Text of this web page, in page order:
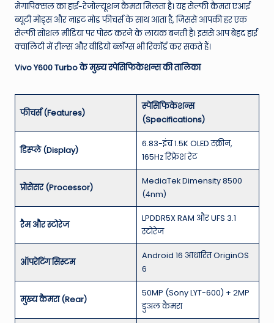
मेगापिक्सल का हाई-रेजोल्यूशन कैमरा मिलता है।यह सेल्फी कैमरा एआई
ब्यूटी मोड्स और नाइट मोड फीचर्स के साथ आता है, जिससे आपकी हर एक
सेल्फी सोशल मीडिया पर पोस्ट करने के लायक बनती है। इससे आप बेहद हाई
क्वालिटी में रील्स और वीडियो ब्लॉग्स भी रिकॉर्ड कर सकते हैं।
Vivo Y600 Turbo के मुख्य स्पेसिफिकेशन्स की तालिका
फीचर्स (Features)
स्पेसिफिकेशन्स
(Specifications)
डिस्प्ले (Display)
6.83-इंच 1.5K OLED स्क्रीन,
165Hz रिफ्रेश रेट
प्रोसेसर (Processor)
MediaTek Dimensity 8500
(4nm)
रैम और स्टोरेज
LPDDR5X RAM और UFS 3.1
स्टोरेज
ऑपरेटिंग सिस्टम
Android 16 आधारित OriginOS
6
मुख्य कैमरा (Rear)
50MP (Sony LYT-600) + 2MP
डुअल कैमरा